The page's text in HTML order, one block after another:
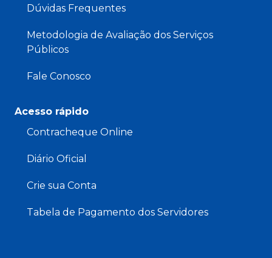
Dúvidas Frequentes
Metodologia de Avaliação dos Serviços
Públicos
Fale Conosco
Acesso rápido
Contracheque Online
Diário Oficial
Crie sua Conta
Tabela de Pagamento dos Servidores